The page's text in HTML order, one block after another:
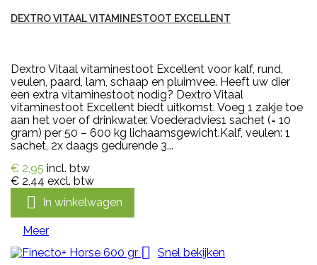
DEXTRO VITAAL VITAMINESTOOT EXCELLENT
Dextro Vitaal vitaminestoot Excellent voor kalf, rund,
veulen, paard, lam, schaap en pluimvee. Heeft uw dier
een extra vitaminestoot nodig? Dextro Vitaal
vitaminestoot Excellent biedt uitkomst. Voeg 1 zakje toe
aan het voer of drinkwater. Voederadvies1 sachet (= 10
gram) per 50 – 600 kg lichaamsgewicht.Kalf, veulen: 1
sachet, 2x daags gedurende 3...
€ 2,95 incl. btw
€ 2,44 excl. btw
 In winkelwagen
Meer

Snel bekijken